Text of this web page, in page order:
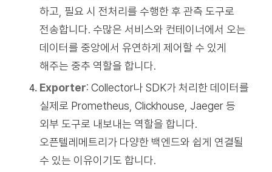
하고, 필요 시 전처리를 수행한 후 관측 도구로
전송합니다. 수많은 서비스와 컨테이너에서 오는
데이터를 중앙에서 유연하게 제어할 수 있게
해주는 중추 역할을 합니다.
Exporter: Collector나 SDK가 처리한 데이터를
실제로 Prometheus, Clickhouse, Jaeger 등
외부 도구로 내보내는 역할을 합니다.
오픈텔레메트리가 다양한 백엔드와 쉽게 연결될
수 있는 이유이기도 합니다.